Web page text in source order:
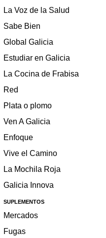
La Voz de la Salud
Sabe Bien
Global Galicia
Estudiar en Galicia
La Cocina de Frabisa
Red
Plata o plomo
Ven A Galicia
Enfoque
Vive el Camino
La Mochila Roja
Galicia Innova
SUPLEMENTOS
Mercados
Fugas